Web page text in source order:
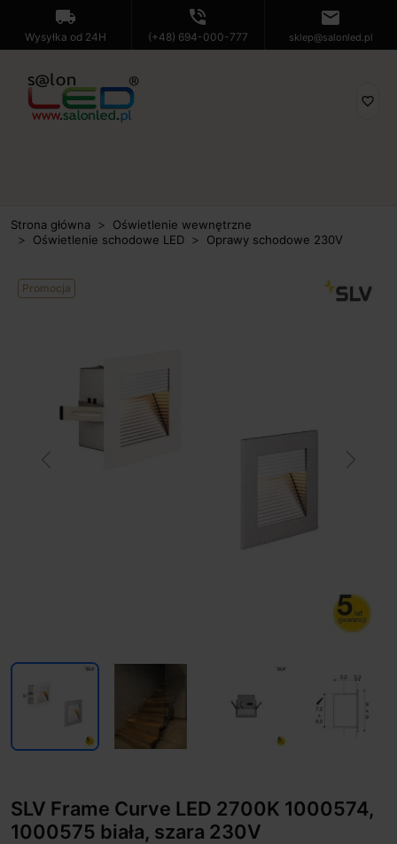
local_shipping
Wysyłka od 24H
phone_in_talk
(+48) 694-000-777
mail
sklep@salonled.pl
favorite_border
Strona główna
Oświetlenie wewnętrzne
Oświetlenie schodowe LED
Oprawy schodowe 230V
Promocja
SLV Frame Curve LED 2700K 1000574,
1000575 biała, szara 230V